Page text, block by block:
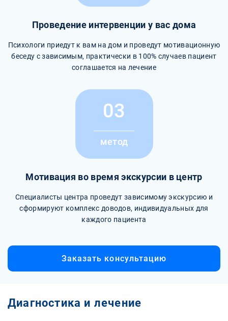
Проведение интервенции у вас дома
Психологи приедут к вам на дом и проведут мотивационную
беседу с зависимым, практически в 100% случаев пациент
соглашается на лечение
03
метод
Мотивация во время экскурсии в центр
Специалисты центра проведут зависимому экскурсию и
сформируют комплекс доводов, индивидуальных для
каждого пациента
Заказать консультацию
Диагностика и лечение